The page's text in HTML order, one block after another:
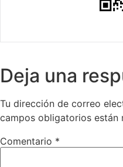
Deja una
Tu dirección de correo
campos obligatorios están
Comentario *